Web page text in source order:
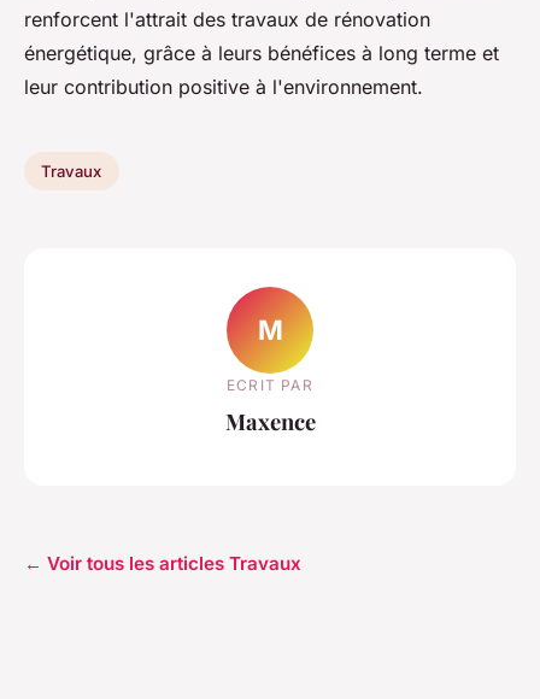
renforcent l'attrait des travaux de rénovation
énergétique, grâce à leurs bénéfices à long terme et
leur contribution positive à l'environnement.
Travaux
M
ECRIT PAR
Maxence
← Voir tous les articles Travaux